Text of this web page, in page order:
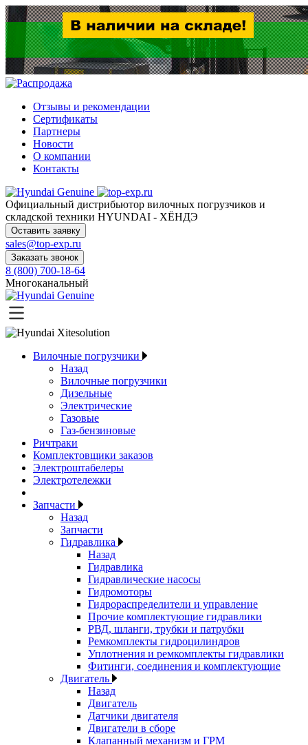
Отзывы и рекомендации
Сертификаты
Партнеры
Новости
О компании
Контакты
Официальный дистрибьютор вилочных погрузчиков и
складской техники HYUNDAI - ХЁНДЭ
Оставить заявку
sales@top-exp.ru
Заказать звонок
8 (800) 700-18-64
Многоканальный
Вилочные погрузчики
Назад
Вилочные погрузчики
Дизельные
Электрические
Газовые
Газ-бензиновые
Ричтраки
Комплектовщики заказов
Электроштабелеры
Электротележки
Запчасти
Назад
Запчасти
Гидравлика
Назад
Гидравлика
Гидравлические насосы
Гидромоторы
Гидрораспределители и управление
Прочие комплектующие гидравлики
РВД, шланги, трубки и патрубки
Ремкомплекты гидроцилиндров
Уплотнения и ремкомплекты гидравлики
Фитинги, соединения и комплектующие
Двигатель
Назад
Двигатель
Датчики двигателя
Двигатели в сборе
Клапанный механизм и ГРМ